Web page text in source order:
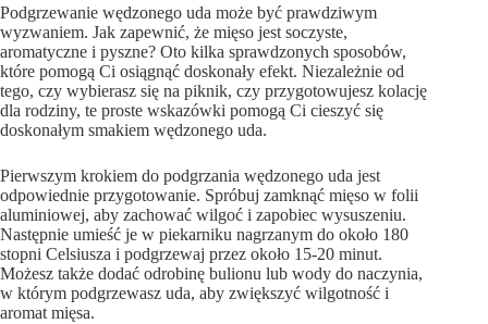
Podgrzewanie wędzonego uda może być prawdziwym
wyzwaniem. Jak zapewnić, że mięso jest soczyste,
aromatyczne i pyszne? Oto kilka sprawdzonych sposobów,
które pomogą Ci osiągnąć doskonały efekt. Niezależnie od
tego, czy wybierasz się na piknik, czy przygotowujesz kolację
dla rodziny, te proste wskazówki pomogą Ci cieszyć się
doskonałym smakiem wędzonego uda.
Pierwszym krokiem do podgrzania wędzonego uda jest
odpowiednie przygotowanie. Spróbuj zamknąć mięso w folii
aluminiowej, aby zachować wilgoć i zapobiec wysuszeniu.
Następnie umieść je w piekarniku nagrzanym do około 180
stopni Celsiusza i podgrzewaj przez około 15-20 minut.
Możesz także dodać odrobinę bulionu lub wody do naczynia,
w którym podgrzewasz uda, aby zwiększyć wilgotność i
aromat mięsa.